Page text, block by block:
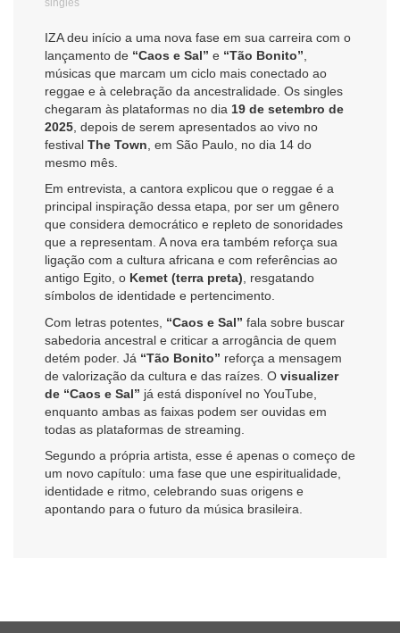
IZA deu início a uma nova fase em sua carreira com o
lançamento de “Caos e Sal” e “Tão Bonito”
músicas que marcam um ciclo mais conectado ao
reggae e à celebração da ancestralidade. Os singles
chegaram às plataformas no dia 19 de setembro de
2025 , depois de serem apresentados ao vivo no
festival The Town , em São Paulo, no dia 14 do
mesmo mês.
Em entrevista, a cantora explicou que o reggae é a
principal inspiração dessa etapa, por ser um gênero
que considera democrático e repleto de sonoridades
que a representam. A nova era também reforça sua
ligação com a cultura africana e com referências ao
antigo Egito, o Kemet (terra preta) , resgatando
símbolos de identidade e pertencimento.
Com letras potentes, “Caos e Sal” fala sobre buscar
sabedoria ancestral e criticar a arrogância de quem
detém poder. Já “Tão Bonito” reforça a mensagem
de valorização da cultura e das raízes. O visualizer
de “Caos e Sal” já está disponível no YouTube,
enquanto ambas as faixas podem ser ouvidas em
todas as plataformas de streaming.
Segundo a própria artista, esse é apenas o começo de
um novo capítulo: uma fase que une espiritualidade,
identidade e ritmo, celebrando suas origens e
apontando para o futuro da música brasileira.